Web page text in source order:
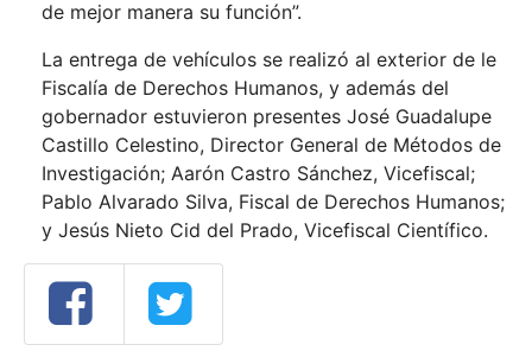
de mejor manera su función”.
La entrega de vehículos se realizó al exterior de le
Fiscalía de Derechos Humanos, y además del
gobernador estuvieron presentes José Guadalupe
Castillo Celestino, Director General de Métodos de
Investigación; Aarón Castro Sánchez, Vicefiscal;
Pablo Alvarado Silva, Fiscal de Derechos Humanos;
y Jesús Nieto Cid del Prado, Vicefiscal Científico.